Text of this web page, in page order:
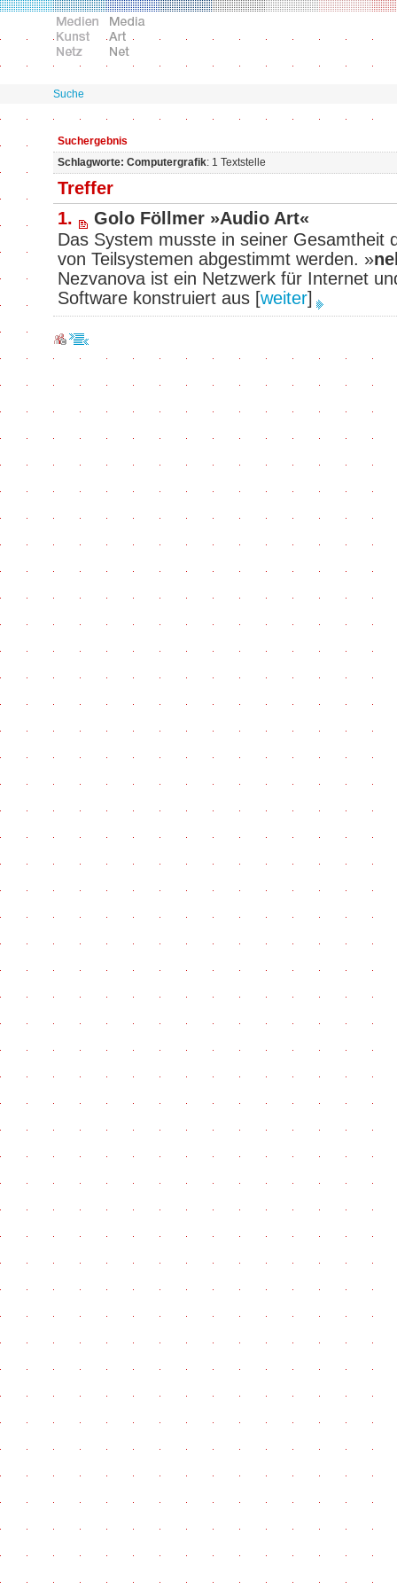
Suche
Suchergebnis
Schlagworte: Computergrafik: 1 Textstelle
Treffer
1.
Golo Föllmer »Audio Art«
Das System musste in seiner Gesamtheit
von Teilsystemen abgestimmt werden. »
Nezvanova ist ein Netzwerk für Internet
Software konstruiert aus [weiter]